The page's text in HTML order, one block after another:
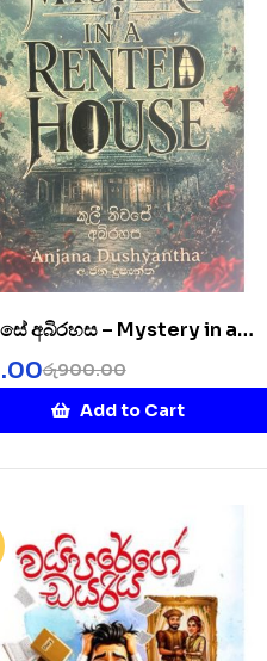
අබිරහස – Mystery in a
House
රු900.00
Add to Cart